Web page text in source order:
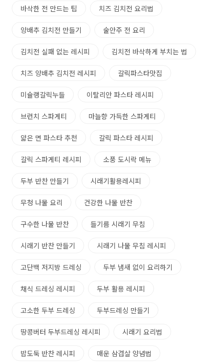
바삭한 전 만드는 팁 치즈 김치전 요리법
양배추 김치전 만들기 술안주 전 요리
김치전 실패 없는 레시피 김치전 바삭하게 부치는 법
치즈 양배추 김치전 레시피 갈릭파스타맛집
미슐랭갈릭누들 이탈리안 파스타 레시피
브런치 스파게티 마늘향 가득한 스파게티
얇은 면 파스타 추천 갈릭 파스타 레시피
갈릭 스파게티 레시피 소풍 도시락 메뉴
두부 반찬 만들기 시래기활용레시피
무청 나물 요리 건강한 나물 반찬
구수한 나물 반찬 들기름 시래기 무침
시래기 반찬 만들기 시래기 나물 무침 레시피
고단백 저지방 드레싱 두부 냄새 없이 요리하기
채식 드레싱 레시피 두부 활용 레시피
고소한 두부 드레싱 두부드레싱 만들기
땅콩버터 두부드레싱 레시피 시래기 요리법
밥도둑 반찬 레시피 매운 삼겹살 양념법